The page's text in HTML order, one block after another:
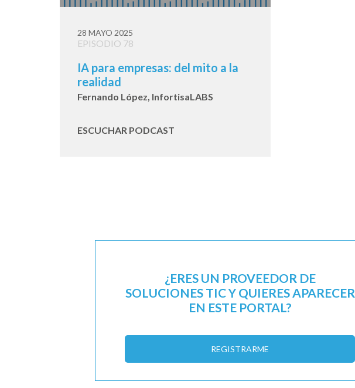
28 MAYO 2025
EPISODIO 78
IA para empresas: del mito a la
realidad
Fernando López, InfortisaLABS
ESCUCHAR PODCAST
¿ERES UN PROVEEDOR DE
SOLUCIONES TIC Y QUIERES APARECER
EN ESTE PORTAL?
REGISTRARME